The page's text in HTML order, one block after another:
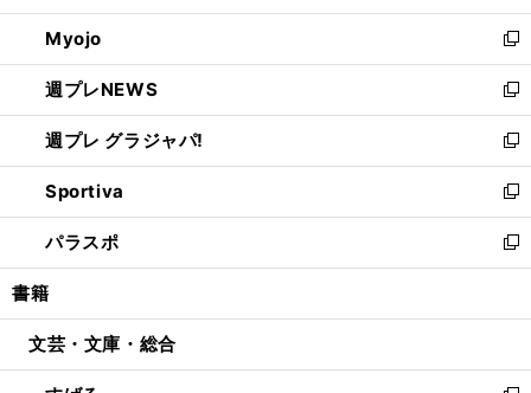
開
く
ウ
で
開
く
ン
ド
ウ
で
開
く
ウ
ィ
ン
ド
ウ
で
開
く
Myojo
新
し
い
ウ
ィ
ン
ド
ウ
で
開
週プレNEWS
新
し
い
ウ
ィ
ン
ド
ウ
開
週プレ グラジャパ!
新
し
い
ウ
ィ
ン
ウ
開
Sportiva
新
し
い
ウ
ン
ウ
パラスポ
新
し
ウ
ン
書籍
文芸・文庫・総合